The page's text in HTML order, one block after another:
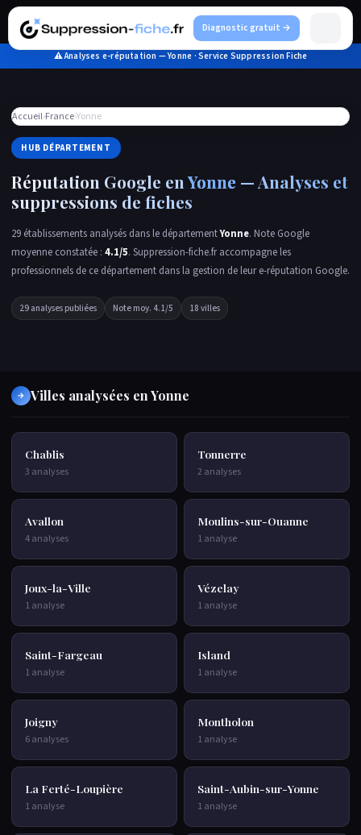
Diagnostic gratuit →
Aller
contenu
⚠ Analyses e-réputation — Yonne · Service Suppression Fiche
Accueil›France›Yonne
HUB DÉPARTEMENT
Réputation Google enYonne — Analyses et
suppressions de fiches
29 établissements analysés dans le départementYonne. Note Google
moyenne constatée : 4.1/5. Suppression-fiche.fr accompagne les
professionnels de ce département dans la gestion de leur e-réputation Google.
29 analyses publiées Note moy. 4.1/5 18 villes
→ Villes analysées en Yonne
Chablis
3 analyses
Tonnerre
2 analyses
Avallon
4 analyses
Moulins-sur-Ouanne
1 analyse
Joux-la-Ville
1 analyse
Vézelay
1 analyse
Saint-Fargeau
1 analyse
Island
1 analyse
Joigny
6 analyses
Montholon
1 analyse
La Ferté-Loupière
1 analyse
Saint-Aubin-sur-Yonne
1 analyse